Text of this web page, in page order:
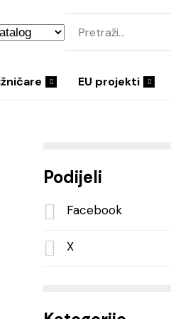
EU projekti
Podijeli
Facebook
X